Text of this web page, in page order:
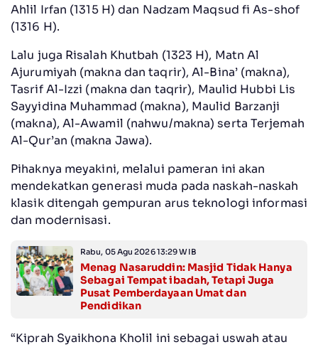
Ahlil Irfan (1315 H) dan Nadzam Maqsud fi As-shof
(1316 H).
Lalu juga Risalah Khutbah (1323 H), Matn Al
Ajurumiyah (makna dan taqrir), Al-Bina’ (makna),
Tasrif Al-Izzi (makna dan taqrir), Maulid Hubbi Lis
Sayyidina Muhammad (makna), Maulid Barzanji
(makna), Al-Awamil (nahwu/makna) serta Terjemah
Al-Qur’an (makna Jawa).
Pihaknya meyakini, melalui pameran ini akan
mendekatkan generasi muda pada naskah-naskah
klasik ditengah gempuran arus teknologi informasi
dan modernisasi.
Rabu, 05 Agu 2026 13:29 WIB
Menag Nasaruddin: Masjid Tidak Hanya
Sebagai Tempat ibadah, Tetapi Juga
Pusat Pemberdayaan Umat dan
Pendidikan
“Kiprah Syaikhona Kholil ini sebagai uswah atau